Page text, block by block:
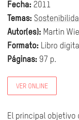
Fecha: 2011
Temas:
Autor(es): Martin
Formato: Libro
Páginas: 97 p.
VER ONLINE
El principal objetivo